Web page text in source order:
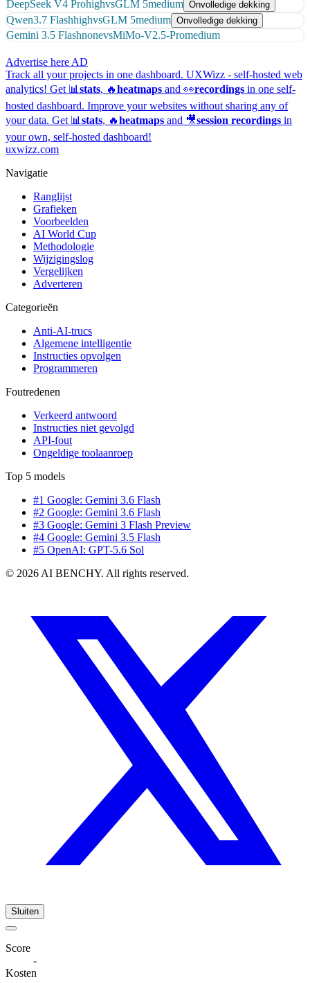
DeepSeek V4 ProhighvsGLM 5medium Onvolledige dekking
Qwen3.7 FlashhighvsGLM 5medium Onvolledige dekking
Gemini 3.5 FlashnonevsMiMo-V2.5-Promedium
Advertise here AD
Track all your projects in one dashboard. UXWizz - self-hosted web
analytics! Get 📊 stats, 🔥heatmaps and 👀recordings in one self-
hosted dashboard. Improve your websites without sharing any of
your data. Get 📊 stats, 🔥heatmaps and 🎥session recordings in
your own, self-hosted dashboard!
uxwizz.com
Navigatie
Ranglijst
Grafieken
Voorbeelden
AI World Cup
Methodologie
Wijzigingslog
Vergelijken
Adverteren
Categorieën
Anti-AI-trucs
Algemene intelligentie
Instructies opvolgen
Programmeren
Foutredenen
Verkeerd antwoord
Instructies niet gevolgd
API-fout
Ongeldige toolaanroep
Top 5 models
#1 Google: Gemini 3.6 Flash
#2 Google: Gemini 3.6 Flash
#3 Google: Gemini 3 Flash Preview
#4 Google: Gemini 3.5 Flash
#5 OpenAI: GPT-5.6 Sol
© 2026 AI BENCHY. All rights reserved.
Sluiten
Score
-
Kosten